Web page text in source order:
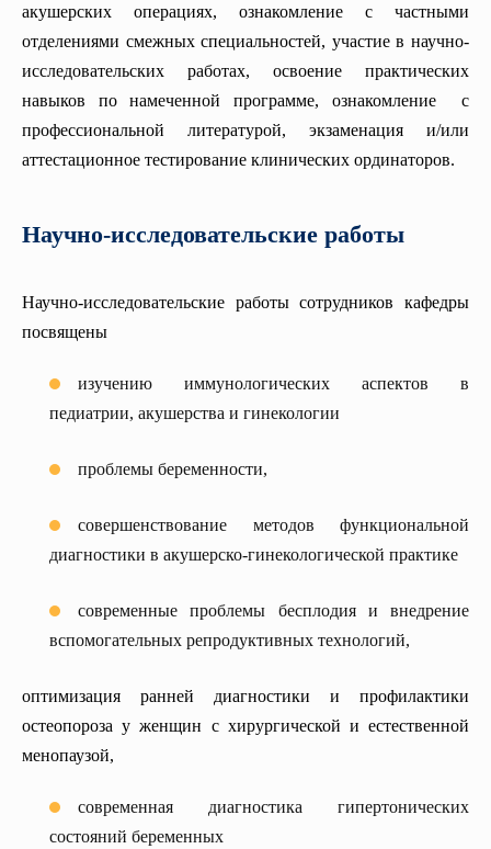
акушерских операциях, ознакомление с частными
отделениями смежных специальностей, участие в научно-
исследовательских работах, освоение практических
навыков по намеченной программе, ознакомление с
профессиональной литературой, экзаменация и/или
аттестационное тестирование клинических ординаторов.
Научно-исследовательские работы
Научно-исследовательские работы сотрудников кафедры
посвящены
изучению иммунологических аспектов в
педиатрии, акушерства и гинекологии
проблемы беременности,
совершенствование методов функциональной
диагностики в акушерско-гинекологической практике
современные проблемы бесплодия и внедрение
вспомогательных репродуктивных технологий,
оптимизация ранней диагностики и профилактики
остеопороза у женщин с хирургической и естественной
менопаузой,
современная диагностика гипертонических
состояний беременных